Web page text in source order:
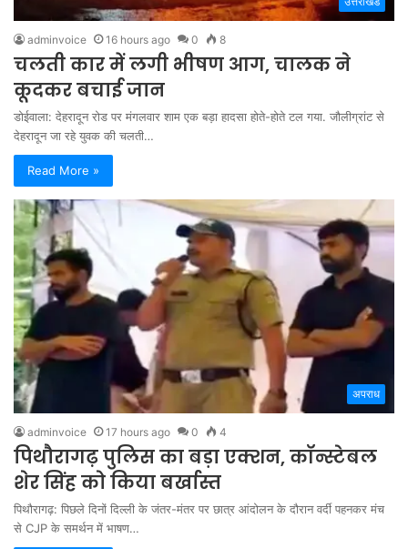
adminvoice 16 hours ago 0 8
चलती कार में लगी भीषण आग, चालक ने
कूदकर बचाई जान
डोईवाला: देहरादून रोड पर मंगलवार शाम एक बड़ा हादसा होते-होते टल गया. जौलीग्रांट से
देहरादून जा रहे युवक की चलती…
Read More »
अपराध
adminvoice 17 hours ago 0 4
पिथौरागढ़ पुलिस का बड़ा एक्शन, कॉन्स्टेबल
शेर सिंह को किया बर्खास्त
पिथौरागढ़: पिछले दिनों दिल्ली के जंतर-मंतर पर छात्र आंदोलन के दौरान वर्दी पहनकर मंच
से CJP के समर्थन में भाषण…